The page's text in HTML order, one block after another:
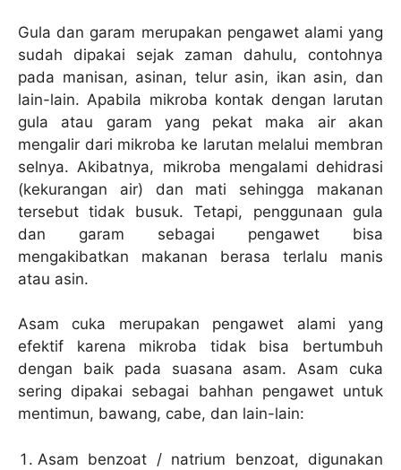
Gula dan garam merupakan pengawet alami yang
sudah dipakai sejak zaman dahulu, contohnya
pada manisan, asinan, telur asin, ikan asin, dan
lain-lain. Apabila mikroba kontak dengan larutan
gula atau garam yang pekat maka air akan
mengalir dari mikroba ke larutan melalui membran
selnya. Akibatnya, mikroba mengalami dehidrasi
(kekurangan air) dan mati sehingga makanan
tersebut tidak busuk. Tetapi, penggunaan gula
dan garam sebagai pengawet bisa
mengakibatkan makanan berasa terlalu manis
atau asin.
Asam cuka merupakan pengawet alami yang
efektif karena mikroba tidak bisa bertumbuh
dengan baik pada suasana asam. Asam cuka
sering dipakai sebagai bahhan pengawet untuk
mentimun, bawang, cabe, dan lain-lain:
Asam benzoat / natrium benzoat, digunakan